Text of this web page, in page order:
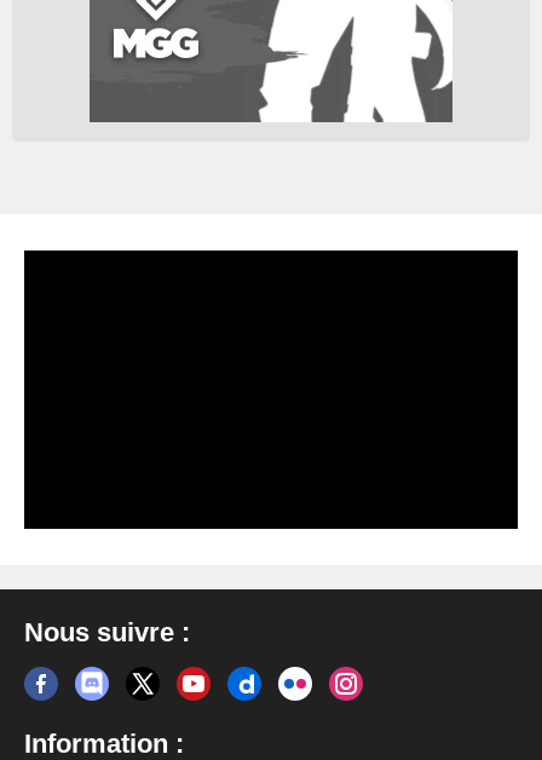
Nous suivre :
Information :